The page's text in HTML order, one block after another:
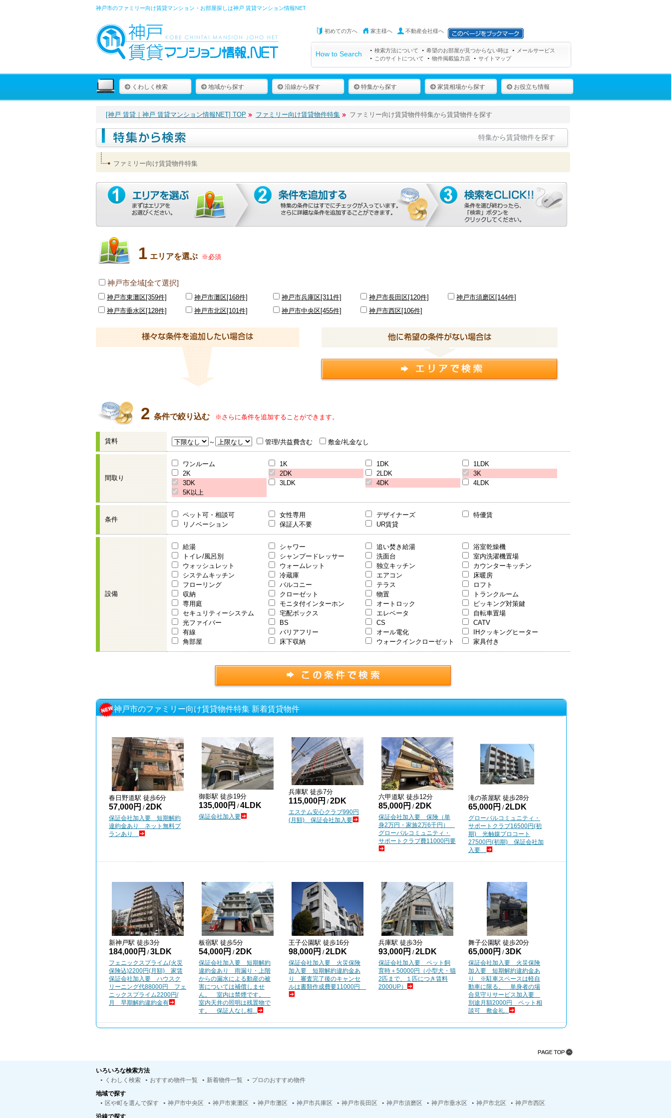
神戸市のファミリー向け賃貸マンション・お部屋探しは神戸 賃貸マンション情報NET
初めての方へ 家主様へ 不動産会社様へ
How to Search 検索方法について 希望のお部屋が見つからない時は
メールサービス
このサイトについて
物件掲載協力店 サイトマップ
くわしく検索 地域から探す 沿線から探す 特集から探す 家賃相場から探す お役立ち情報
[神戸 賃貸｜神戸 賃貸マンション情報NET] TOP ファミリー向け賃貸物件特集 ファミリー向け賃貸物件特集から賃貸物件を探す
特集から賃貸物件を探す
ファミリー向け賃貸物件特集
1 エリアを選ぶ ※必須
神戸市全域[全て選択]
神戸市東灘区[359件] 神戸市灘区[168件] 神戸市兵庫区[311件] 神戸市長田区[120件]
神戸市須磨区[144件]
神戸市垂水区[128件]
神戸市北区[101件] 神戸市中央区[455件] 神戸市西区[106件]
2 条件で絞り込む ※さらに条件を追加することができます。
賃料 ～ 管理/共益費含む 敷金/礼金なし
間取り
ワンルーム 1K 1DK
1LDK
2K
2DK 2LDK
3K
3DK
3LDK 4DK
4LDK
5K以上
条件
ペット可・相談可 女性専用 デザイナーズ
特優賃
リノベーション
保証人不要 UR賃貸
設備
給湯 シャワー 追い焚き給湯
浴室乾燥機
トイレ/風呂別
シャンプードレッサー 洗面台
室内洗濯機置場
ウォッシュレット
ウォームレット 独立キッチン
カウンターキッチン
システムキッチン
冷蔵庫 エアコン
床暖房
フローリング
バルコニー テラス
ロフト
収納
クローゼット 物置
トランクルーム
専用庭
モニタ付インターホン オートロック
ピッキング対策鍵
セキュリティーシステム
宅配ボックス エレベータ
自転車置場
光ファイバー
BS CS
CATV
有線
バリアフリー オール電化
IHクッキングヒーター
角部屋
床下収納 ウォークインクローゼット 家具付き
神戸市のファミリー向け賃貸物件特集 新着賃貸物件
春日野道駅 徒歩6分
57,000円 /2DK
保証会社加入要 短期解約
違約金あり ネット無料プ
ランあり
御影駅 徒歩19分
135,000円 /4LDK
保証会社加入要
兵庫駅 徒歩7分
115,000円 /2DK
エステム安心クラブ990円
(月額) 保証会社加入要
六甲道駅 徒歩12分
85,000円 /2DK
保証会社加入要 保険（単
身2万円・家族2万6千円）
グローバルコミュニティ・
サポートクラブ費11000円要
滝の茶屋駅 徒歩28分
65,000円 /2LDK
グローバルコミュニティ・
サポートクラブ16500円(初
期) 光触媒プロコート
27500円(初期) 保証会社加
入要
新神戸駅 徒歩3分
184,000円 /3LDK
フェニックスプライム(火災
保険込)2200円(月額) 家賃
保証会社加入要 ハウスク
リーニング代88000円 フェ
ニックスプライム2200円/
月 早期解約違約金有
板宿駅 徒歩5分
54,000円 /2DK
保証会社加入要 短期解約
違約金あり 雨漏り・上階
からの漏水による動産の被
害については補償しませ
ん。 室内は禁煙です。
室内天井の照明は残置物で
す。 保証人なし相...
王子公園駅 徒歩16分
98,000円 /2LDK
保証会社加入要 火災保険
加入要 短期解約違約金あ
り 審査完了後のキャンセ
ルは書類作成費要11000円
兵庫駅 徒歩3分
93,000円 /2LDK
保証会社加入要 ペット飼
育時＋50000円（小型犬・猫
2匹まで、１匹につき賃料
2000UP）
舞子公園駅 徒歩20分
65,000円 /3DK
保証会社加入要 火災保険
加入要 短期解約違約金あ
り ※駐車スペースは軽自
動車に限る。 単身者の場
合見守りサービス加入要
別途月額2000円 ペット相
談可 敷金礼...
いろいろな検索方法
くわしく検索
おすすめ物件一覧 新着物件一覧
プロのおすすめ物件
地域で探す
区や町を選んで探す
神戸市中央区 神戸市東灘区 神戸市灘区 神戸市兵庫区 神戸市長田区 神戸市須磨区 神戸市垂水区 神戸市北区
神戸市西区
沿線で探す